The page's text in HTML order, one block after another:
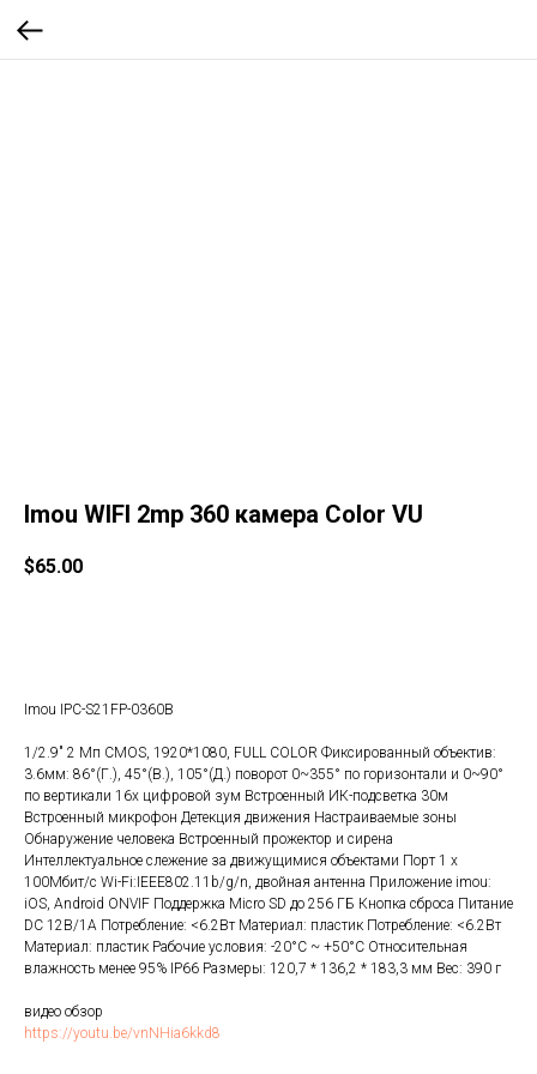
Imou WIFI 2mp 360 камера Color VU
$65.00
Imou IPC-S21FP-0360B
1/2.9" 2 Мп CMOS, 1920*1080, FULL COLOR Фиксированный объектив:
3.6мм: 86°(Г.), 45°(В.), 105°(Д.) поворот 0~355° по горизонтали и 0~90°
по вертикали 16x цифровой зум Встроенный ИК-подсветка 30м
Встроенный микрофон Детекция движения Настраиваемые зоны
Обнаружение человека Встроенный прожектор и сирена
Интеллектуальное слежение за движущимися объектами Порт 1 x
100Мбит/с Wi-Fi:IEEE802.11b/g/n, двойная антенна Приложение imou:
iOS, Android ONVIF Поддержка Micro SD до 256 ГБ Кнопка сброса Питание
DC 12В/1A Потребление: <6.2Вт Материал: пластик Потребление: <6.2Вт
Материал: пластик Рабочие условия: -20°C ~ +50°C Относительная
влажность менее 95% IP66 Размеры: 120,7 * 136,2 * 183,3 мм Вес: 390 г
видео обзор
https://youtu.be/vnNHia6kkd8